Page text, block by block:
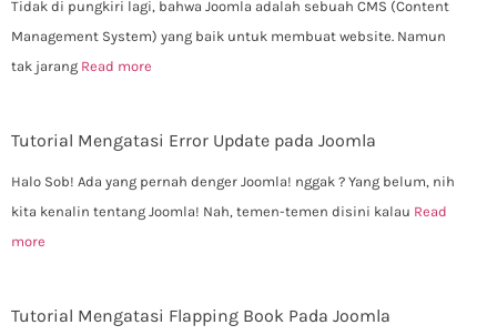
Tidak di pungkiri lagi, bahwa Joomla adalah sebuah CMS (Content
Management System) yang baik untuk membuat website. Namun
tak jarang Read more
Tutorial Mengatasi Error Update pada Joomla
Halo Sob! Ada yang pernah denger Joomla! nggak ? Yang belum, nih
kita kenalin tentang Joomla! Nah, temen-temen disini kalau Read
more
Tutorial Mengatasi Flapping Book Pada Joomla